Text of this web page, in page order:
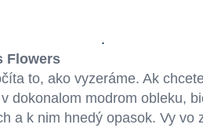
Flowers
to, ako vyzeráme. Ak
dokonalom modrom obleku,
a k nim hnedý opasok. Vy vo